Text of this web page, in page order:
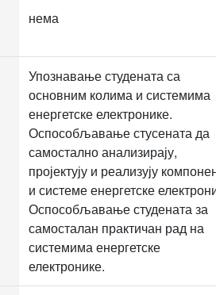
нема
Упознавање студената са
основним колима и системима
енергетске електронике.
Оспособљавање стусената да
самостално анализирају,
пројектују и реализују
и системе енергетске
Оспособљавање студената за
самосталан практичан рад на
системима енергетске
електронике.